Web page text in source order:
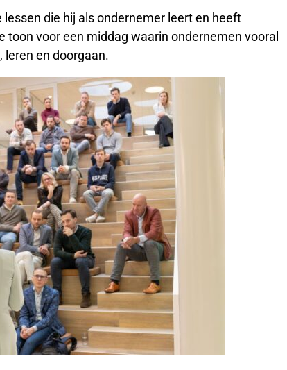
die hij als ondernemer leert en heeft
voor een middag waarin ondernemen vooral
leren en doorgaan.